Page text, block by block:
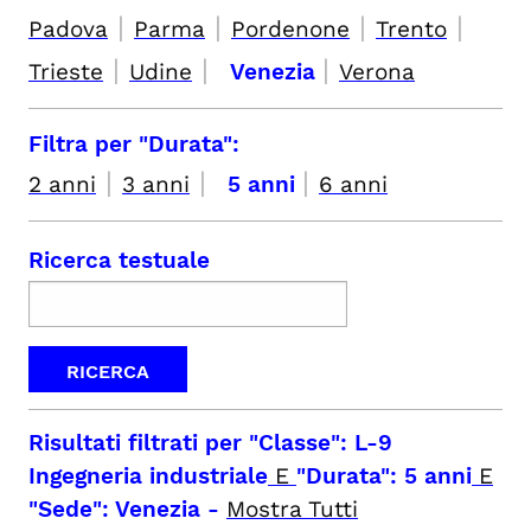
Padova | Parma | Pordenone | Trento |
Trieste | Udine | Venezia | Verona
Filtra per "Durata":
2 anni | 3 anni | 5 anni | 6 anni
Ricerca testuale
Risultati filtrati per "Classe": L-9
Ingegneria industriale E "Durata": 5 anni E
"Sede": Venezia - Mostra Tutti